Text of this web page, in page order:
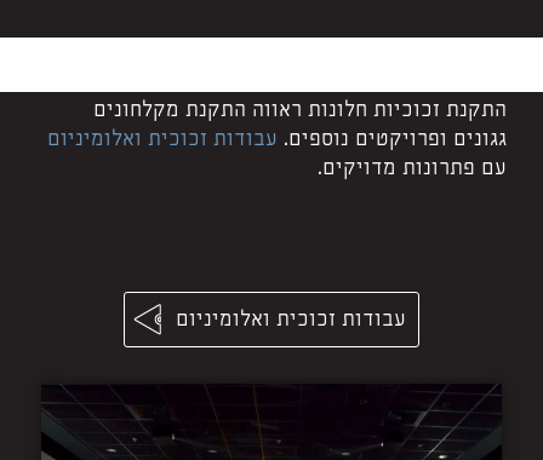
התקנת זכוכיות חלונות ראווה התקנת מקלחונים
גגונים ופרויקטים נוספים. עבודות זכוכית ואלומיניום
עם פתרונות מדויקים.
עבודות זכוכית ואלומיניום